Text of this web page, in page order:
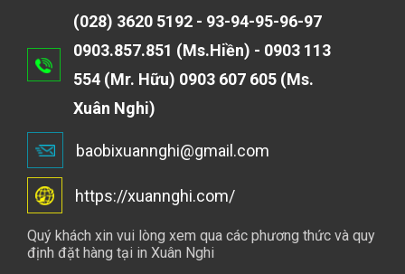
(028) 3620 5192 - 93-94-95-96-97
0903.857.851 (Ms.Hiền) - 0903 113
554 (Mr. Hữu) 0903 607 605 (Ms.
Xuân Nghi)
baobixuannghi@gmail.com
https://xuannghi.com/
Quý khách xin vui lòng xem qua các phương thức và quy
định đặt hàng tại in Xuân Nghi